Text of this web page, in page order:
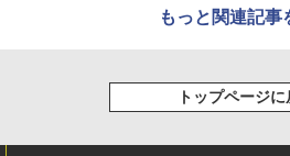
もっと関連記事
トップページに